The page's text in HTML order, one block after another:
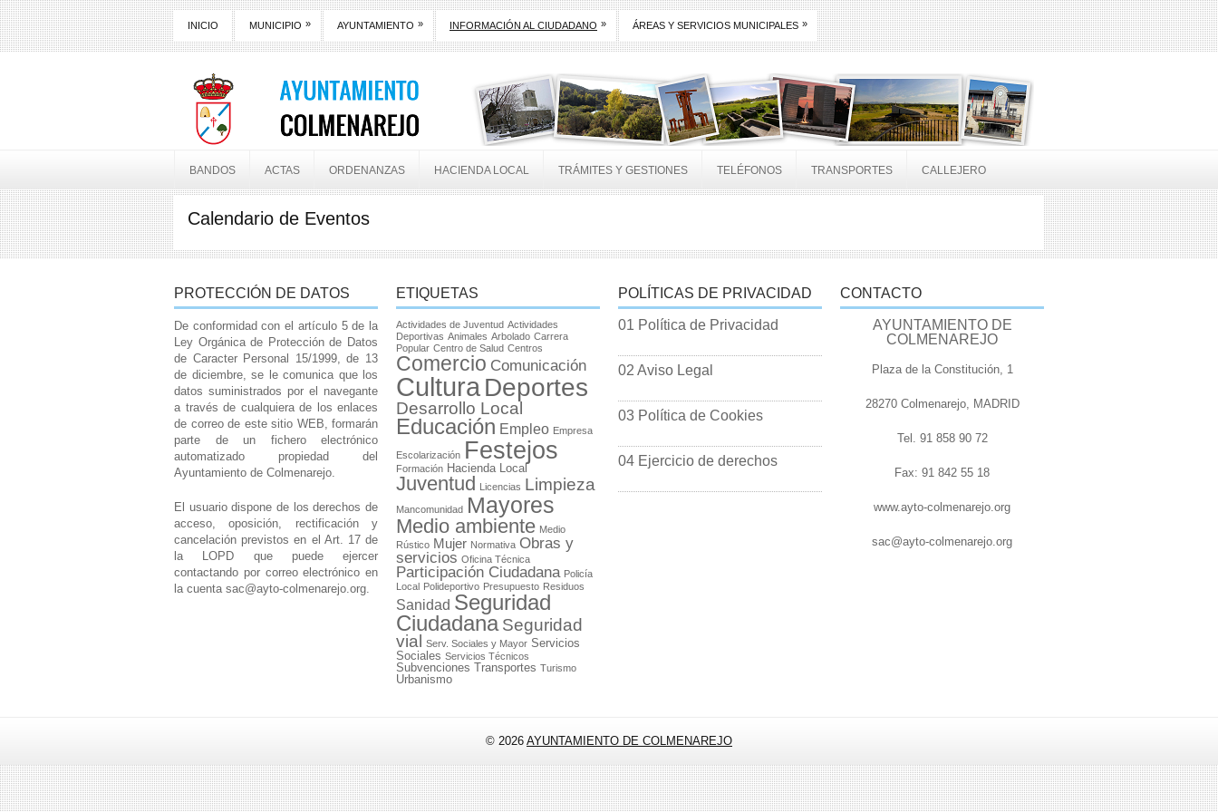
INICIO MUNICIPIO » AYUNTAMIENTO » INFORMACIÓN AL CIUDADANO » ÁREAS Y SERVICIOS MUNICIPALES »
BANDOS ACTAS ORDENANZAS HACIENDA LOCAL TRÁMITES Y GESTIONES TELÉFONOS TRANSPORTES CALLEJERO
Calendario de Eventos
PROTECCIÓN DE DATOS
De conformidad con el artículo 5 de la
Ley Orgánica de Protección de Datos
de Caracter Personal 15/1999, de 13
de diciembre, se le comunica que los
datos suministrados por el navegante
a través de cualquiera de los enlaces
de correo de este sitio WEB, formarán
parte de un fichero electrónico
automatizado propiedad del
Ayuntamiento de Colmenarejo.
El usuario dispone de los derechos de
acceso, oposición, rectificación y
cancelación previstos en el Art. 17 de
la LOPD que puede ejercer
contactando por correo electrónico en
la cuenta sac@ayto-colmenarejo.org.
ETIQUETAS
Actividades de Juventud Actividades
Deportivas Animales Arbolado Carrera
Popular Centro de Salud Centros
Comercio Comunicación
CulturaDeportes
Desarrollo Local
Educación Empleo Empresa
Escolarización Festejos
Formación Hacienda Local
Juventud Licencias Limpieza
Mancomunidad Mayores
Medio ambiente Medio
Rústico Mujer Normativa Obras y
servicios Oficina Técnica
Participación Ciudadana Policía
Local Polideportivo Presupuesto Residuos
Sanidad Seguridad
Ciudadana Seguridad
vial
Serv. Sociales y Mayor Servicios
Sociales Servicios Técnicos
Subvenciones Transportes Turismo
Urbanismo
POLÍTICAS DE PRIVACIDAD
01 Política de Privacidad
02 Aviso Legal
03 Política de Cookies
04 Ejercicio de derechos
CONTACTO
AYUNTAMIENTO DE
COLMENAREJO
Plaza de la Constitución, 1
28270 Colmenarejo, MADRID
Tel. 91 858 90 72
Fax: 91 842 55 18
www.ayto-colmenarejo.org
sac@ayto-colmenarejo.org
© 2026 AYUNTAMIENTO DE COLMENAREJO